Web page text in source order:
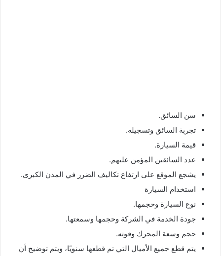
سن السائق.
تجربة السائق وتسجيله.
قيمة السيارة.
عدد السائقين المؤمن عليهم.
يشجع الموقع على ارتفاع تكاليف الضرر في المدن الكبرى.
استخدام السيارة
نوع السيارة وحجمها.
جودة الخدمة في الشركة وحجمها وسمعتها.
حجم وسعة المحرك وقوته.
يتم قطع جميع الأميال التي تم قطعها سنويًا، ويتم توضيح أن